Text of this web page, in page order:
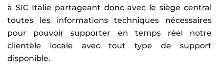
à SIC Italie partageant donc avec le siège central
toutes les informations techniques nécessaires
pour pouvoir supporter en temps réel notre
clientèle locale avec tout type de support
disponible.